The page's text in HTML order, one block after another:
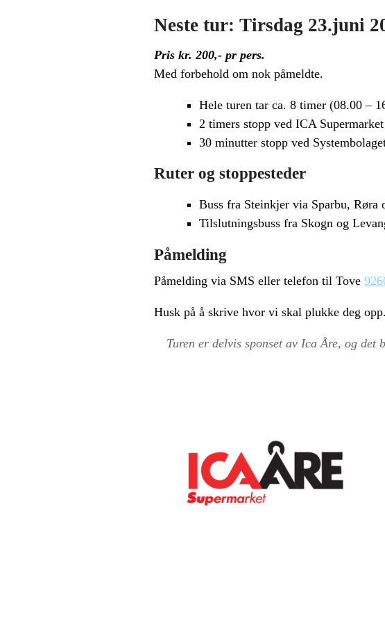
Neste tur: Tirsdag 23.juni
Pris kr. 200,- pr pers.
Med forbehold om nok påmeldte.
Hele turen tar ca. 8 timer (08.00 –
2 timers stopp ved ICA Supermarket
30 minutter stopp ved
Ruter og stoppesteder
Buss fra Steinkjer via Sparbu, Røra
Tilslutningsbuss fra Skogn og
Påmelding
Påmelding via SMS eller telefon til Tove
Husk på å skrive hvor vi skal plukke deg opp.
Turen er delvis sponset av Ica Åre, og